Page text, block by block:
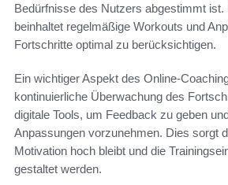
Bedürfnisse des Nutzers abgestimmt ist.
beinhaltet regelmäßige Workouts und
Fortschritte optimal zu berücksichtigen.
Ein wichtiger Aspekt des Online-
kontinuierliche Überwachung des
digitale Tools, um Feedback zu geben
Anpassungen vorzunehmen. Dies sorgt
Motivation hoch bleibt und die
gestaltet werden.